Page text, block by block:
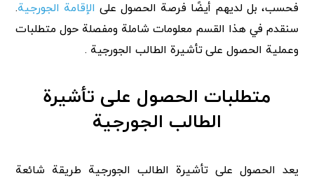
فحسب، بل لديهم أيضًا فرصة الحصول على الإقامة الجورجية.
سنقدم في هذا القسم معلومات شاملة ومفصلة حول متطلبات
وعملية الحصول على تأشيرة الطالب الجورجية .
متطلبات الحصول على تأشيرة
الطالب الجورجية
يعد الحصول على تأشيرة الطالب الجورجية طريقة شائعة